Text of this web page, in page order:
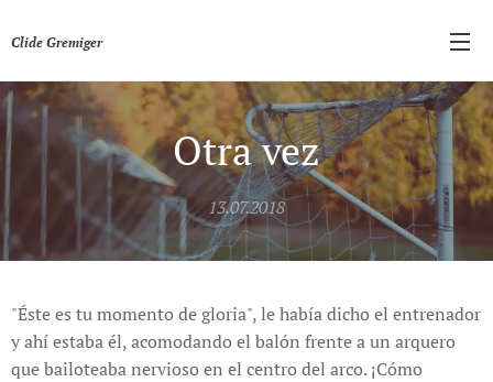
Clide Gremiger
Otra vez
13.07.2018
"Éste es tu momento de gloria", le había dicho el entrenador
y ahí estaba él, acomodando el balón frente a un arquero
que bailoteaba nervioso en el centro del arco. ¡Cómo